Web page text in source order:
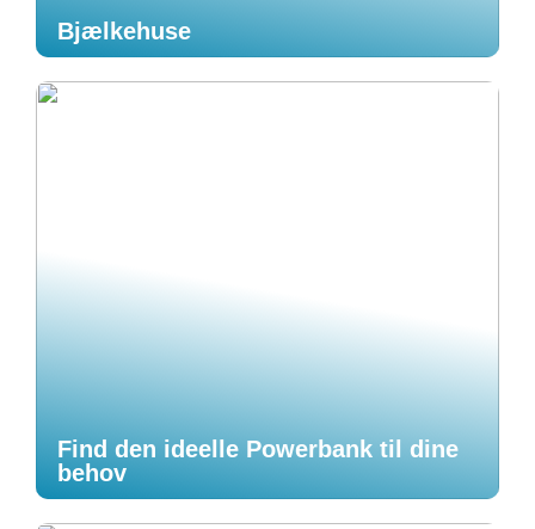
Bjælkehuse
Find den ideelle Powerbank til dine
behov